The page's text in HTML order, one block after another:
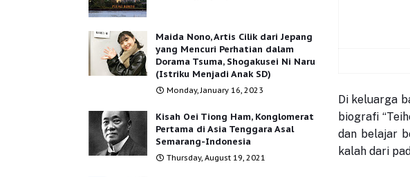
Di keluarga
biografi
dan belajar
kalah dari
Maida Nono, Artis Cilik dari Jepang
yang Mencuri Perhatian dalam
Dorama Tsuma, Shogakusei Ni Naru
(Istriku Menjadi Anak SD)
Monday, January 16, 2023
Kisah Oei Tiong Ham, Konglomerat
Pertama di Asia Tenggara Asal
Semarang-Indonesia
Thursday, August 19, 2021